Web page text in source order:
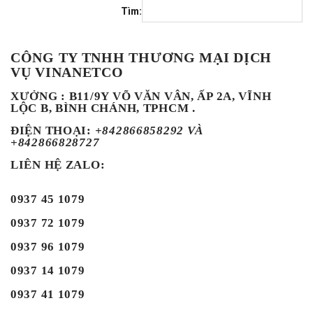
Tìm:
CÔNG TY TNHH THƯƠNG MẠI DỊCH
VỤ VINANETCO
XƯỞNG : B11/9Y VÕ VĂN VÂN, ẤP 2A, VĨNH
LỘC B, BÌNH CHÁNH, TPHCM .
ĐIỆN THOẠI: +842866858292 VÀ
+842866828727
LIÊN HỆ ZALO:
0937 45 1079
0937 72 1079
0937 96 1079
0937 14 1079
0937 41 1079